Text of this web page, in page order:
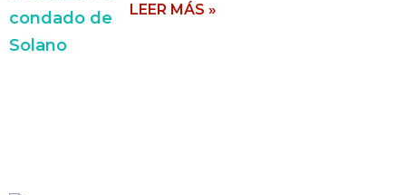
LEER MÁS »